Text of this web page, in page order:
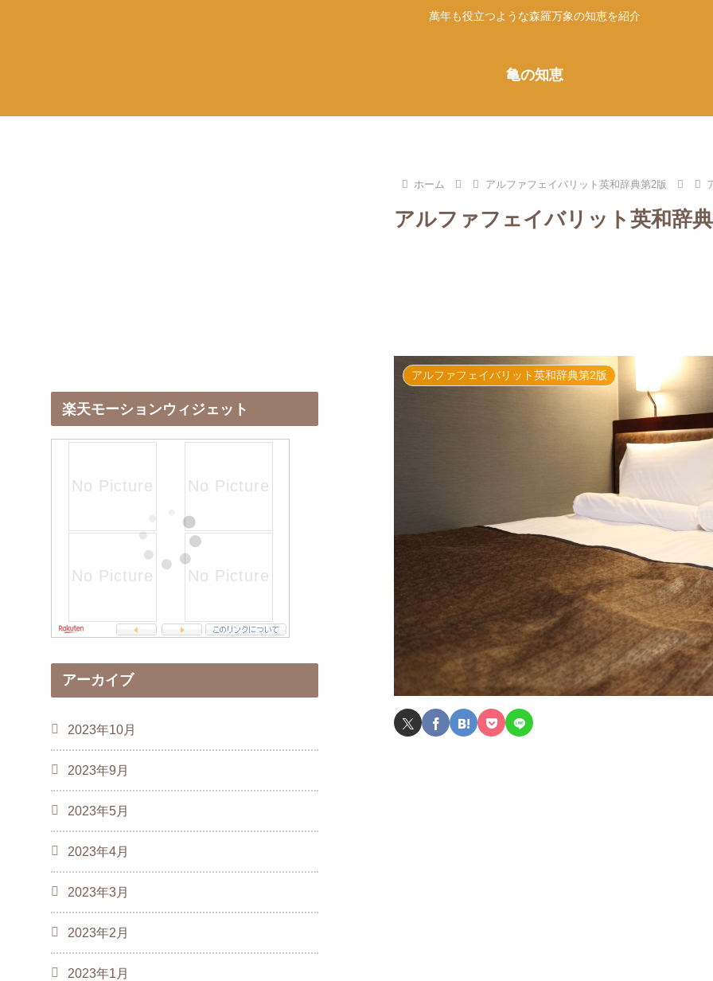
萬年も役立つような森羅万象の知恵を紹介
亀の知恵
ホーム アルファフェイバリット英和辞典第2版
アルファフェイバリット英和辞
アルファフェイバリット英和辞典第2版
楽天モーションウィジェット
アーカイブ
2023年10月
2023年9月
2023年5月
2023年4月
2023年3月
2023年2月
2023年1月